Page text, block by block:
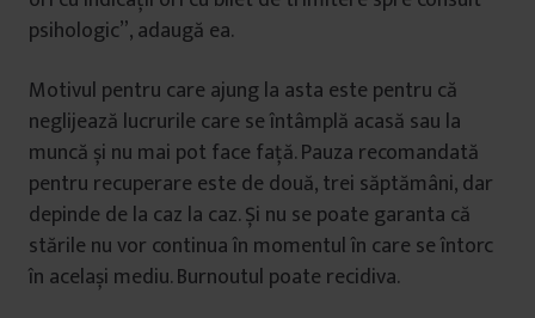
psihologic”, adaugă ea.
Motivul pentru care ajung la asta este pentru că
neglijează lucrurile care se întâmplă acasă sau la
muncă și nu mai pot face față. Pauza recomandată
pentru recuperare este de două, trei săptămâni, dar
depinde de la caz la caz. Și nu se poate garanta că
stările nu vor continua în momentul în care se întorc
în același mediu. Burnoutul poate recidiva.